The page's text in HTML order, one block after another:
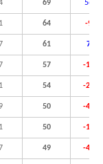
69
64 -
61 7,0%
57 -
54 -
50 -
50 -
49 -